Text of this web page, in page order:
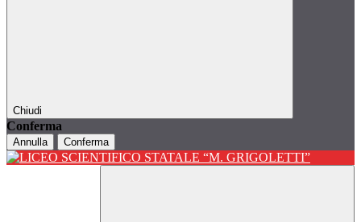
Chiudi
Conferma
Annulla Conferma